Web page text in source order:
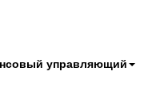
управляющий